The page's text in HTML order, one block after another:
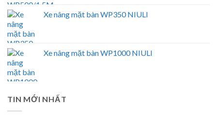
Xe nâng mặt bàn WP350 NIULI
Xe nâng mặt bàn WP1000 NIULI
TIN MỚI NHẤT